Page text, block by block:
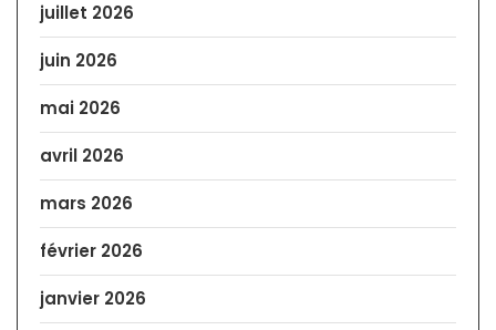
juillet 2026
juin 2026
mai 2026
avril 2026
mars 2026
février 2026
janvier 2026